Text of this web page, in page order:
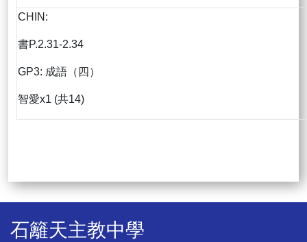
CHIN:
書P.2.31-2.34
GP3: 成語（四）
智愛x1 (共14)
石籬天主教中學